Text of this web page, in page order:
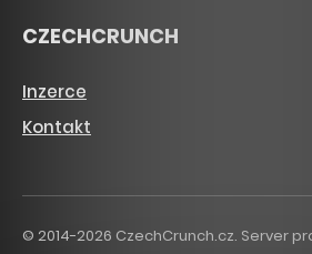
CZECHCRUNCH
Inzerce
Kontakt
© 2014-2026 CzechCrunch.cz. Server